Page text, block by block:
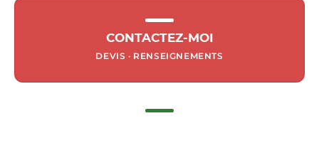
CONTACTEZ-MOI
DEVIS · RENSEIGNEMENTS